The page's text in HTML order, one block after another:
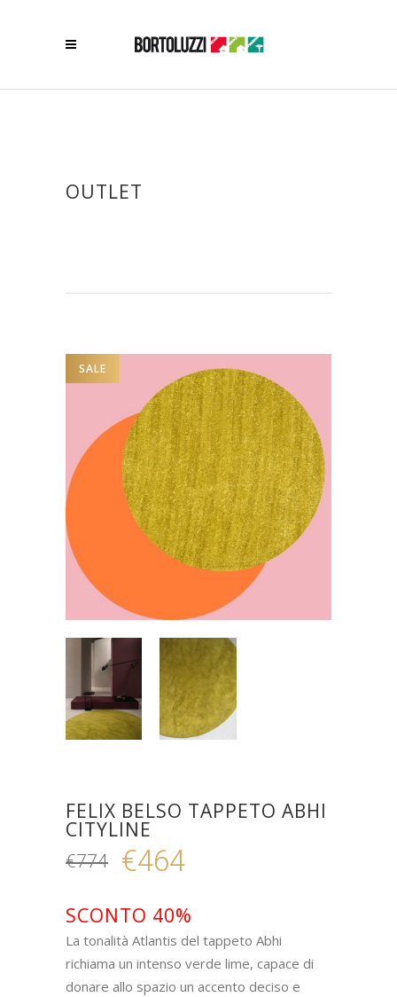
OUTLET
SALE
FELIX BELSO TAPPETO ABHI
CITYLINE
€774
Il
originale
€464Il
attuale
€464.
SCONTO 40%
La tonalità Atlantis del tappeto Abhi
richiama un intenso verde lime, capace di
donare allo spazio un accento deciso e